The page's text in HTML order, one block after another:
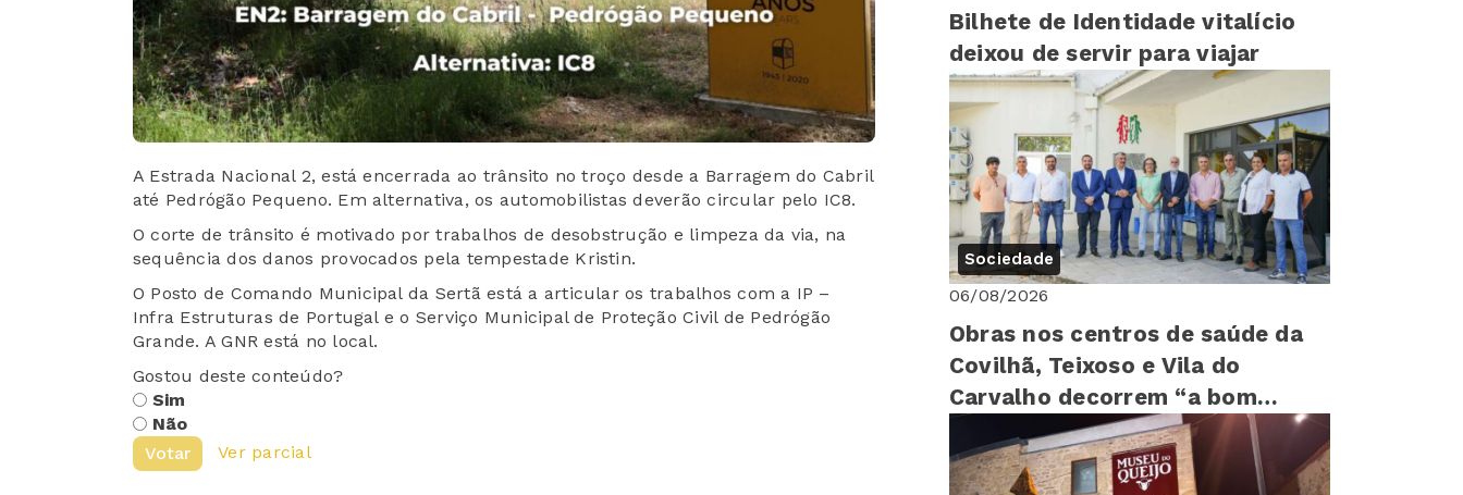
A Estrada Nacional 2, está encerrada ao trânsito no troço desde a Barragem do Cabril
até Pedrógão Pequeno. Em alternativa, os automobilistas deverão circular pelo IC8.
O corte de trânsito é motivado por trabalhos de desobstrução e limpeza da via, na
sequência dos danos provocados pela tempestade Kristin.
O Posto de Comando Municipal da Sertã está a articular os trabalhos com a IP –
Infra Estruturas de Portugal e o Serviço Municipal de Proteção Civil de Pedrógão
Grande. A GNR está no local.
Gostou deste conteúdo?
Sim
Não
Votar
Ver parcial
Bilhete de Identidade vitalício
deixou de servir para viajar
Sociedade
06/08/2026
Obras nos centros de saúde da
Covilhã, Teixoso e Vila do
Carvalho decorrem “a bom